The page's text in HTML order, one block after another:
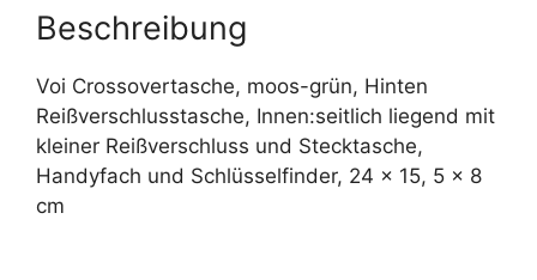
e
Beschreibung
Voi Crossovertasche, moos-grün, Hinten
Reißverschlusstasche, Innen:seitlich liegend mit
kleiner Reißverschluss und Stecktasche,
Handyfach und Schlüsselfinder, 24 x 15, 5 x 8
cm